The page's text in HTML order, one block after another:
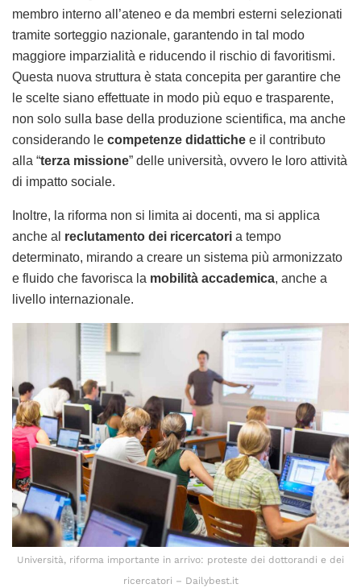
membro interno all’ateneo e da membri esterni selezionati
tramite sorteggio nazionale, garantendo in tal modo
maggiore imparzialità e riducendo il rischio di favoritismi.
Questa nuova struttura è stata concepita per garantire che
le scelte siano effettuate in modo più equo e trasparente,
non solo sulla base della produzione scientifica, ma anche
considerando le competenze didattiche e il contributo
alla “terza missione” delle università, ovvero le loro attività
di impatto sociale.
Inoltre, la riforma non si limita ai docenti, ma si applica
anche al reclutamento dei ricercatori a tempo
determinato, mirando a creare un sistema più armonizzato
e fluido che favorisca la mobilità accademica, anche a
livello internazionale.
Università, riforma importante in arrivo: proteste dei dottorandi e dei
ricercatori – Dailybest.it